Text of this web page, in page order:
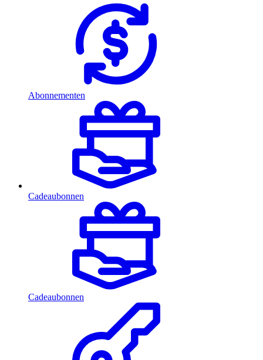
Abonnementen
Cadeaubonnen
Cadeaubonnen